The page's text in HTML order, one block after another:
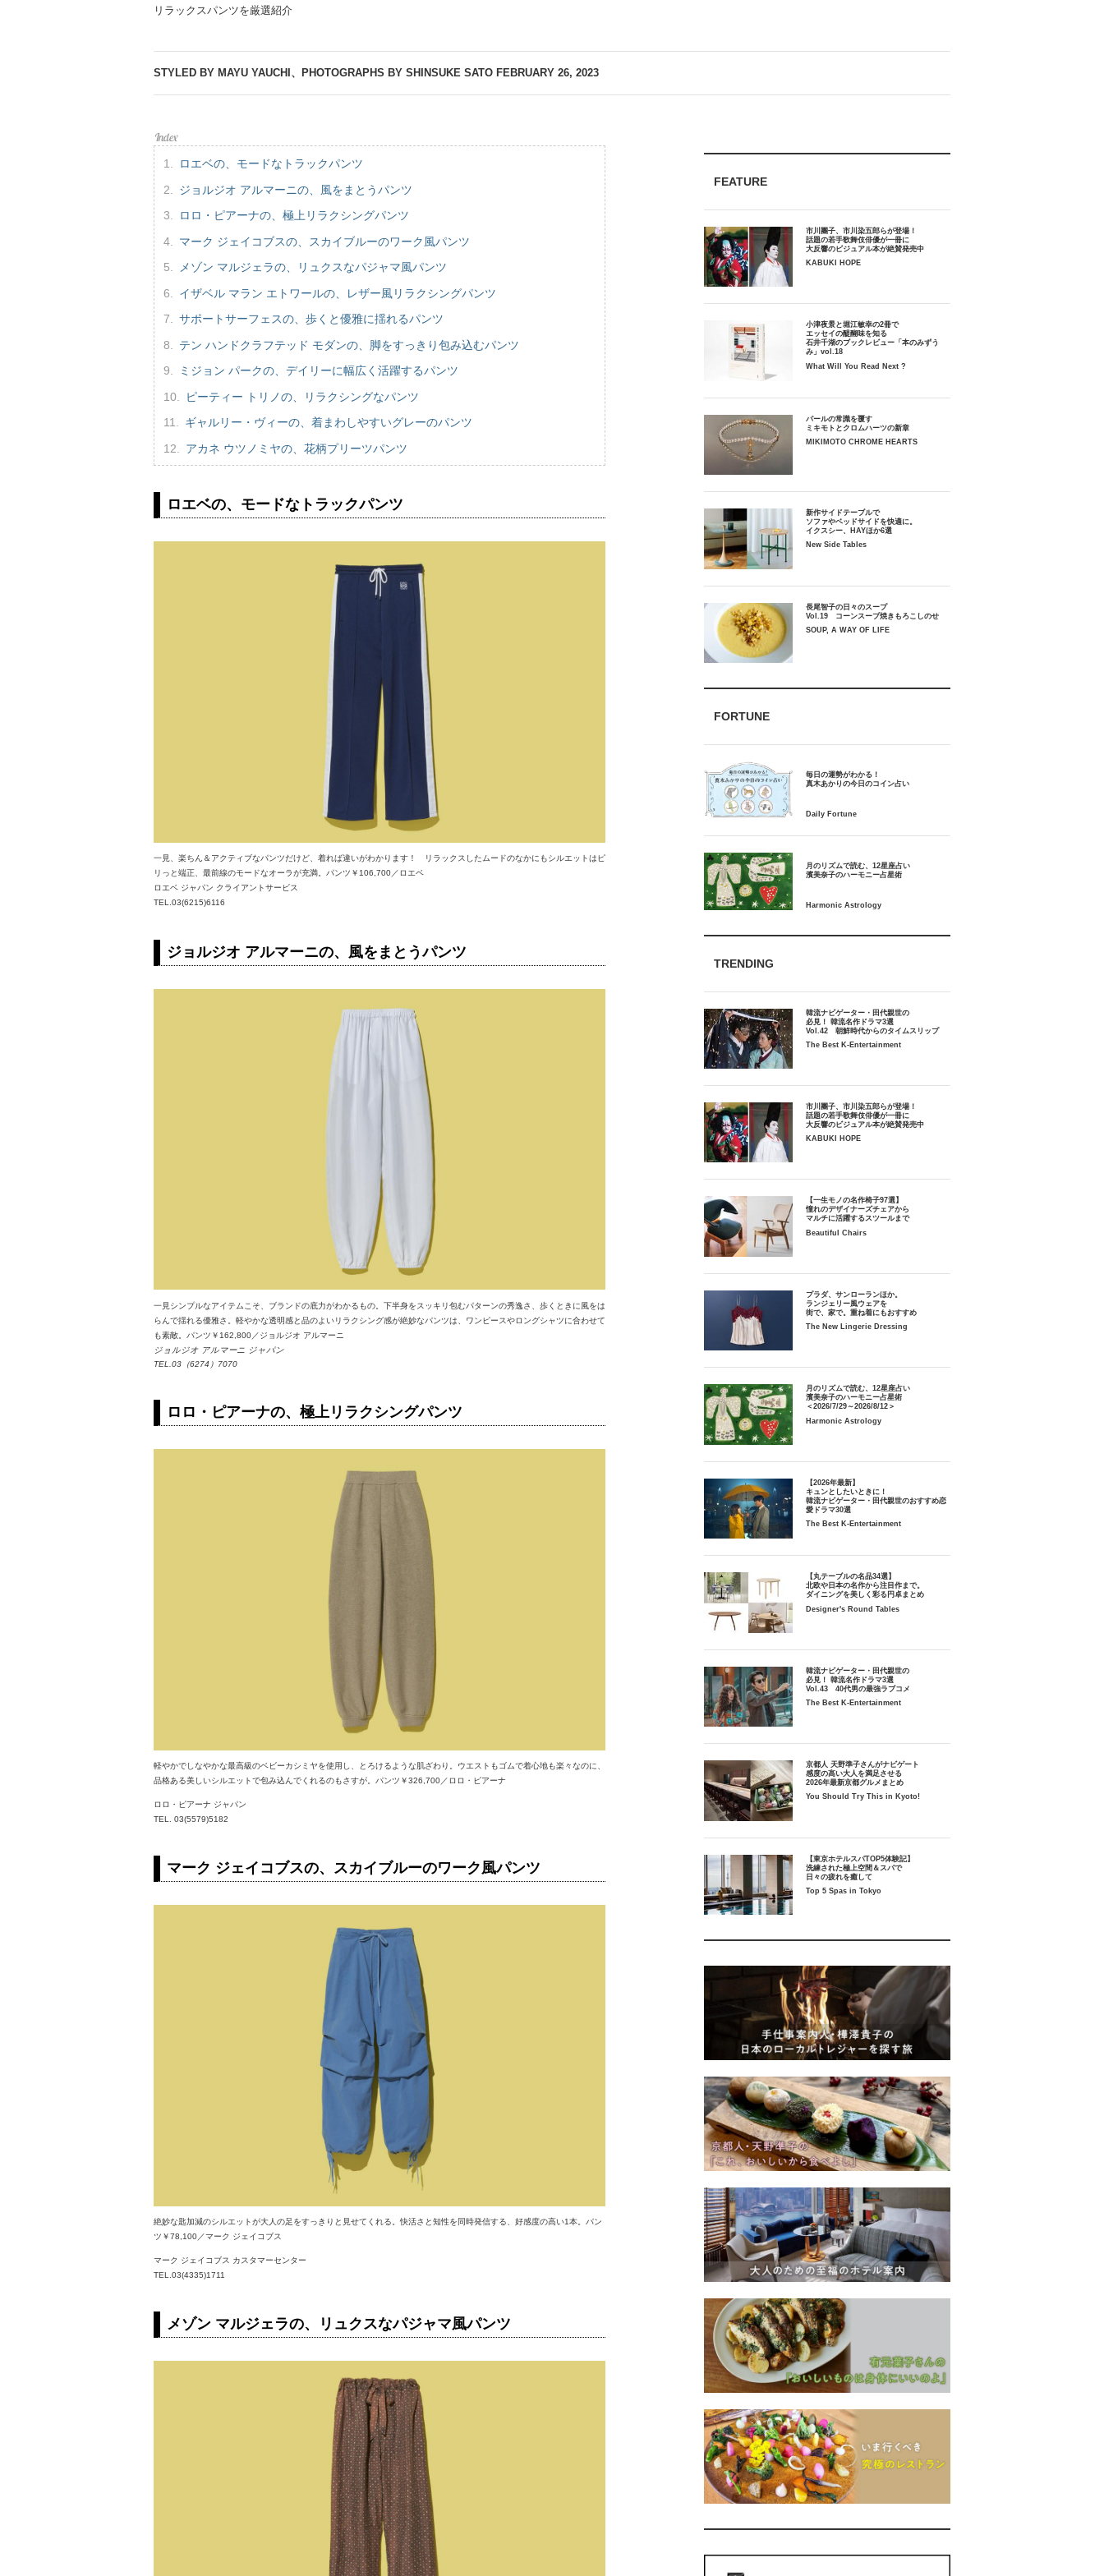
リラックスパンツを厳選紹介
STYLED BY MAYU YAUCHI、PHOTOGRAPHS BY SHINSUKE SATO FEBRUARY 26, 2023
ロエベの、モードなトラックパンツ
ジョルジオ アルマーニの、風をまとうパンツ
ロロ・ピアーナの、極上リラクシングパンツ
マーク ジェイコブスの、スカイブルーのワーク風パンツ
メゾン マルジェラの、リュクスなパジャマ風パンツ
イザベル マラン エトワールの、レザー風リラクシングパンツ
サポートサーフェスの、歩くと優雅に揺れるパンツ
テン ハンドクラフテッド モダンの、脚をすっきり包み込むパンツ
ミジョン パークの、デイリーに幅広く活躍するパンツ
ピーティー トリノの、リラクシングなパンツ
ギャルリー・ヴィーの、着まわしやすいグレーのパンツ
アカネ ウツノミヤの、花柄プリーツパンツ
ロエベの、モードなトラックパンツ
一見、楽ちん＆アクティブなパンツだけど、着れば違いがわかります！ リラックスしたムードのなかにもシルエットはピ
リっと端正、最前線のモードなオーラが充満。パンツ￥106,700／ロエベ
ロエベ ジャパン クライアントサービス
TEL.03(6215)6116
ジョルジオ アルマーニの、風をまとうパンツ
一見シンプルなアイテムこそ、ブランドの底力がわかるもの。下半身をスッキリ包むパターンの秀逸さ、歩くときに風をは
らんで揺れる優雅さ。軽やかな透明感と品のよいリラクシング感が絶妙なパンツは、ワンピースやロングシャツに合わせて
も素敵。パンツ￥162,800／ジョルジオ アルマーニ
ジョルジオ アルマーニ ジャパン
TEL.03（6274）7070
ロロ・ピアーナの、極上リラクシングパンツ
軽やかでしなやかな最高級のベビーカシミヤを使用し、とろけるような肌ざわり。ウエストもゴムで着心地も楽々なのに、
品格ある美しいシルエットで包み込んでくれるのもさすが。パンツ￥326,700／ロロ・ピアーナ
ロロ・ピアーナ ジャパン
TEL. 03(5579)5182
マーク ジェイコブスの、スカイブルーのワーク風パンツ
絶妙な匙加減のシルエットが大人の足をすっきりと見せてくれる。快活さと知性を同時発信する、好感度の高い1本。パン
ツ￥78,100／マーク ジェイコブス
マーク ジェイコブス カスタマーセンター
TEL.03(4335)1711
メゾン マルジェラの、リュクスなパジャマ風パンツ
FEATURE
市川團子、市川染五郎らが登場！
話題の若手歌舞伎俳優が一冊に
大反響のビジュアル本が絶賛発売中
KABUKI HOPE
小津夜景と堀江敏幸の2冊で
エッセイの醍醐味を知る
石井千湖のブックレビュー「本のみずう
み」vol.18
What Will You Read Next ?
パールの常識を覆す
ミキモトとクロムハーツの新章
MIKIMOTO CHROME HEARTS
新作サイドテーブルで
ソファやベッドサイドを快適に。
イクスシー、HAYほか6選
New Side Tables
長尾智子の日々のスープ
Vol.19 コーンスープ焼きもろこしのせ
SOUP, A WAY OF LIFE
FORTUNE
毎日の運勢がわかる！
月のリズムで読む、12星座占い
TRENDING
韓流ナビゲーター・田代親世の
必見！ 韓流名作ドラマ3選
Vol.42 朝鮮時代からのタイムスリップ
The Best K-Entertainment
市川團子、市川染五郎らが登場！
話題の若手歌舞伎俳優が一冊に
大反響のビジュアル本が絶賛発売中
KABUKI HOPE
【一生モノの名作椅子97選】
憧れのデザイナーズチェアから
マルチに活躍するスツールまで
Beautiful Chairs
プラダ、サンローランほか。
ランジェリー風ウェアを
街で、家で。重ね着にもおすすめ
The New Lingerie Dressing
月のリズムで読む、12星座占い
濱美奈子のハーモニー占星術
＜2026/7/29～2026/8/12＞
Harmonic Astrology
【2026年最新】
キュンとしたいときに！
韓流ナビゲーター・田代親世のおすすめ恋
愛ドラマ30選
The Best K-Entertainment
【丸テーブルの名品34選】
北欧や日本の名作から注目作まで。
ダイニングを美しく彩る円卓まとめ
Designer's Round Tables
韓流ナビゲーター・田代親世の
必見！ 韓流名作ドラマ3選
Vol.43 40代男の最強ラブコメ
The Best K-Entertainment
京都人 天野準子さんがナビゲート
感度の高い大人を満足させる
2026年最新京都グルメまとめ
You Should Try This in Kyoto!
【東京ホテルスパTOP5体験記】
洗練された極上空間＆スパで
日々の疲れを癒して
Top 5 Spas in Tokyo